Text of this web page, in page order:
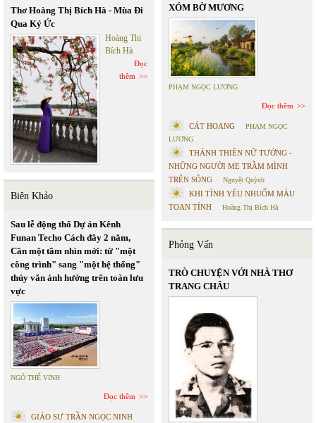
Thơ Hoàng Thị Bích Hà - Mùa Đi
Qua Ký Ức
Hoàng Thị
Bích Hà
Đọc
thêm
Biên Khảo
Sau lễ động thổ Dự án Kênh
Funan Techo Cách đây 2 năm,
Cần một tầm nhìn mới: từ "một
công trình" sang "một hệ thống"
thủy văn ảnh hưởng trên toàn lưu
vực
NGÔ THẾ VINH
Đọc thêm
GIÁO SƯ TRẦN NGỌC NINH
XÓM BỜ MƯƠNG
PHẠM NGỌC LƯƠNG
Đọc thêm
CÁT HOANG
PHẠM NGỌC
LƯƠNG
THÁNH THIÊN NỮ TƯỚNG -
NHỮNG NGƯỜI MẸ TRẦM MÌNH
TRÊN SÔNG
Nguyệt Quỳnh
KHI TÌNH YÊU NHUỐM MÀU
TOAN TÍNH
Hoàng Thị Bích Hà
Phỏng Vấn
TRÒ CHUYỆN VỚI NHÀ THƠ
TRANG CHÂU